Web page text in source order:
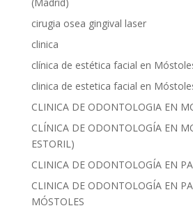
cirugia osea gingival laser
clinica
clínica de estética facial en
clinica de estetica facial en
CLINICA DE ODONTOLOGIA EN
CLÍNICA DE ODONTOLOGÍA EN
ESTORIL)
CLINICA DE ODONTOLOGÍA EN
CLINICA DE ODONTOLOGÍA EN
MÓSTOLES